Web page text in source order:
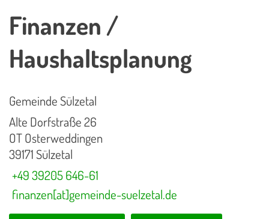
Finanzen /
Haushaltsplanung
Gemeinde Sülzetal
Alte Dorfstraße 26
OT Osterweddingen
39171 Sülzetal
+49 39205 646-61
finanzen[at]gemeinde-suelzetal.de